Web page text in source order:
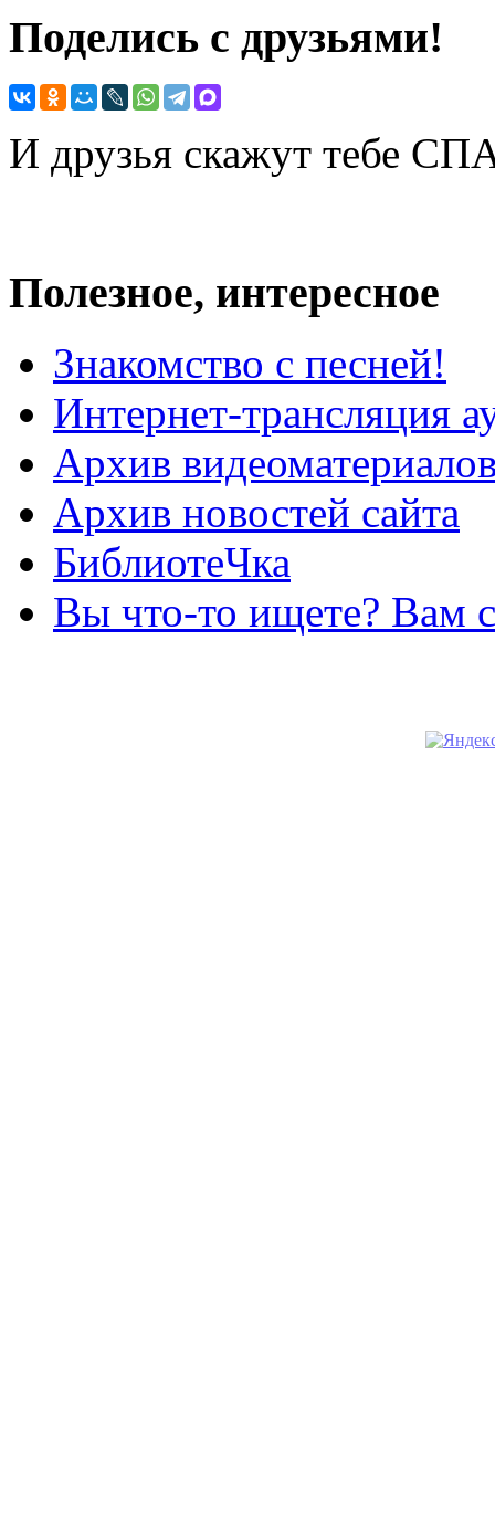
Поделись с друзьями!
И друзья скажут тебе
Полезное, интересное
Знакомство с песней!
Интернет-трансляция
Архив
Архив новостей сайта
БиблиотеЧка
Вы что-то ищете? Вам